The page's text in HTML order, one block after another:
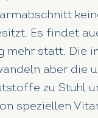
Es findet
mehr statt. Die
aber die
zu Stuhl
speziellen